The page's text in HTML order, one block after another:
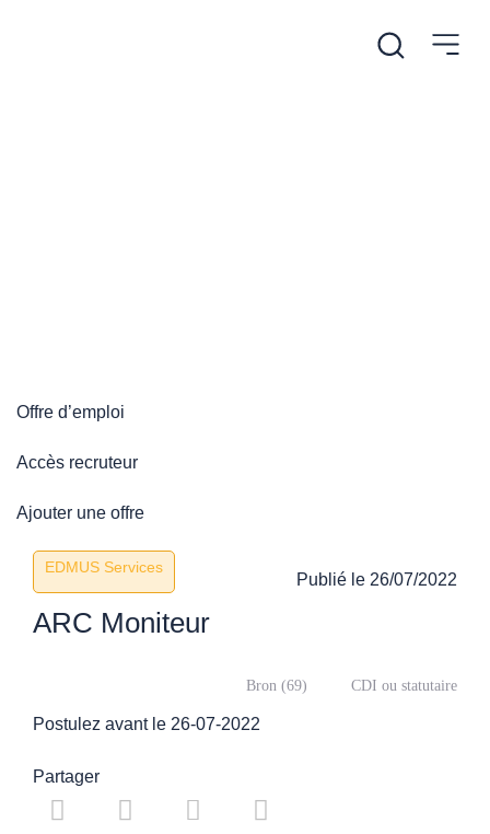
Offre d’emploi
Accès recruteur
Ajouter une offre
EDMUS Services
Publié le 26/07/2022
ARC Moniteur
Postulez avant le 26-07-2022
Bron (69) CDI ou statutaire
Partager